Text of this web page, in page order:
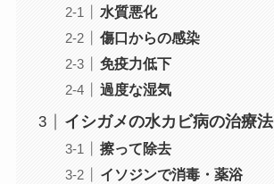
水質悪化
傷口からの感染
免疫力低下
過度な湿気
イシガメの水カビ病の治療法
擦って除去
イソジンで消毒・薬浴